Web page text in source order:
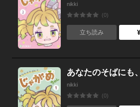
nikki
(0)
立ち読み
nikki
(0)